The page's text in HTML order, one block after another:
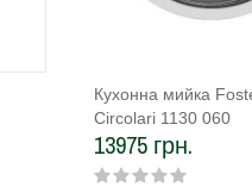
Кухонна мийка
Circolari 1130 060
13975 грн.